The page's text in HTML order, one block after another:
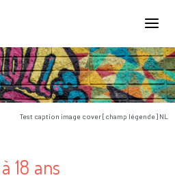
Test caption image cover [champ légende] NL
18 ans